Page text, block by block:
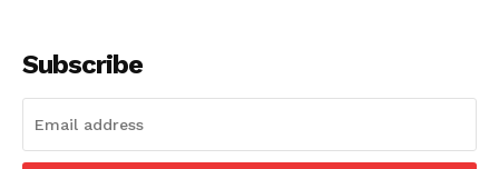
Subscribe